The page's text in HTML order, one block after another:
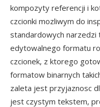
kompozyty referencji i
czcionki mozliwym do
standardowych narzedzi
edytowalnego formatu
czcionek, z ktorego
formatow binarnych
zaleta jest przyjaznosc
jest czystym tekstem,